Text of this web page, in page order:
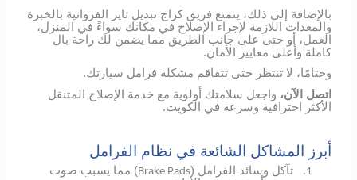
بالإضافة إلى ذلك، يتمتع فريق كراج تبديل تاير الفروانية بالخبرة
والمعدات اللازمة لإجراء الإصلاح في مكانك سواءً في المنزل،
العمل، أو حتى على جانب الطريق مما يضمن لك راحة بال
كاملة وأعلى معايير الأمان.
وختامًا، لا تنتظر حتى تتفاقم مشكلة فرامل سيارتك.
اتصل الآن، واجعل سلامتك أولوية مع خدمة الإصلاح المتنقل
الأكثر احترافية وسرعة في الكويت.
أبرز المشاكل الشائعة في نظام الفرامل
1. تآكل وسائد الفرامل (Brake Pads) مما يسبب صوت